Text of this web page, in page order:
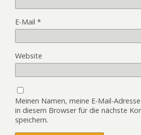
E-Mail *
Website
Meinen Namen, meine E-Mail-
in diesem Browser für die nächste
speichern.